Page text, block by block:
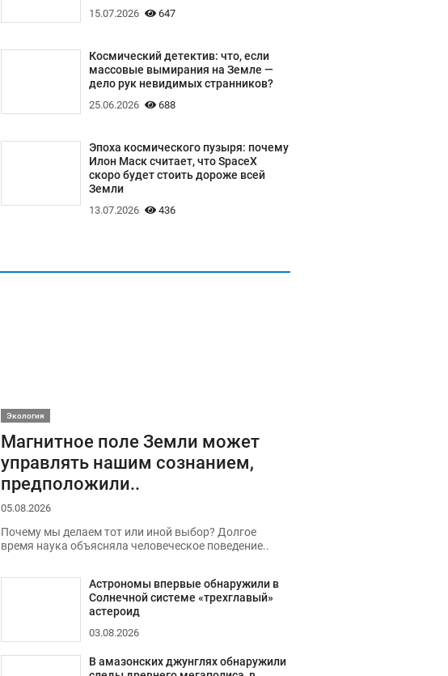
15.07.2026 647
Космический детектив: что, если
массовые вымирания на Земле —
дело рук невидимых странников?
25.06.2026 688
Эпоха космического пузыря: почему
Илон Маск считает, что SpaceX
скоро будет стоить дороже всей
Земли
13.07.2026 436
Экология
Магнитное поле Земли может
управлять нашим сознанием,
предположили..
05.08.2026
Почему мы делаем тот или иной выбор? Долгое
время наука объясняла человеческое поведение..
Астрономы впервые обнаружили в
Солнечной системе «трехглавый»
астероид
03.08.2026
В амазонских джунглях обнаружили